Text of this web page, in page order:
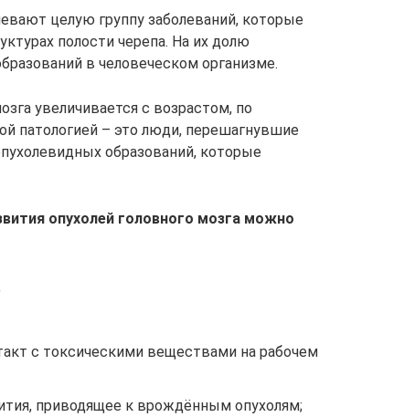
целую группу заболеваний, которые
полости черепа. На их долю
в человеческом организме.
увеличивается с возрастом, по
патологией – это люди, перешагнувшие
образований, которые
опухолей головного мозга можно
с токсическими веществами на рабочем
приводящее к врождённым опухолям;